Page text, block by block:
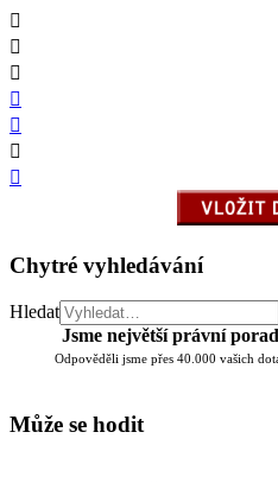
Chytré vyhledávání
Hledat
Jsme největší právní
Odpověděli jsme přes 40.000 vašich
Může se hodit